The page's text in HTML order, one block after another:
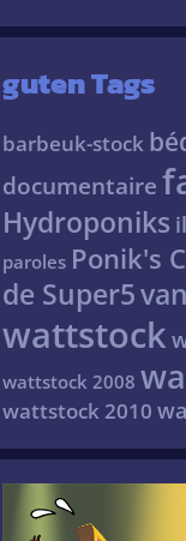
guten Tags
barbeuk-stock
documentaire
Hydroponiks
paroles Ponik's
de Super5
wattstock
wattstock 2008
wattstock 2010